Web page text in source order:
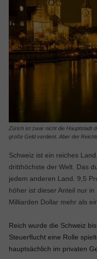
Zürich ist zwar nicht die Hauptstadt
große Geld verdient. Aber der
Schweiz ist ein reiches
dritthöchste der Welt. Das
jedem anderen Land. 9,5
höher ist dieser Anteil nur
Milliarden Dollar mehr als
Reich wurde die Schweiz
Steuerflucht eine Rolle
hauptsächlich im privaten